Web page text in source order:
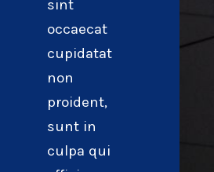
sint
occaecat
cupidatat
non
proident,
sunt in
culpa qui